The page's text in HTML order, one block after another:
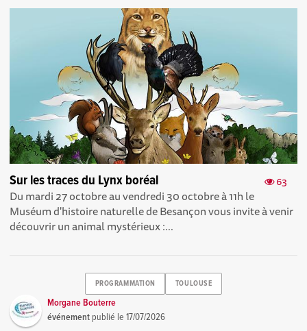
63
Sur les traces du Lynx boréal
Du mardi 27 octobre au vendredi 30 octobre à 11h le
Muséum d'histoire naturelle de Besançon vous invite à venir
découvrir un animal mystérieux :...
PROGRAMMATION TOULOUSE
Morgane Bouterre
événement publié le17/07/2026